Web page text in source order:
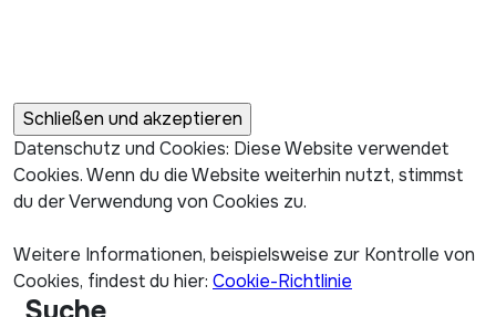
Datenschutz und Cookies: Diese Website verwendet
Cookies. Wenn du die Website weiterhin nutzt, stimmst
du der Verwendung von Cookies zu.
Weitere Informationen, beispielsweise zur Kontrolle von
Cookies, findest du hier: Cookie-Richtlinie